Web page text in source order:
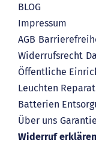
BLOG
Impressum
AGB
Widerrufsrecht
Öffentliche
Leuchten
Batterien
Über uns Garantie
Widerruf erklären